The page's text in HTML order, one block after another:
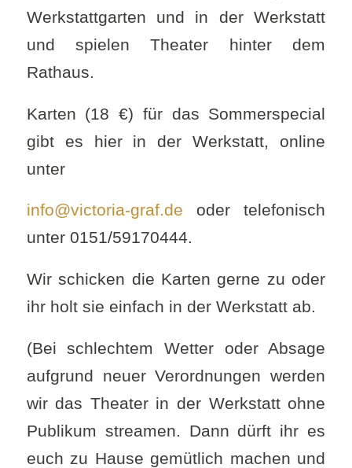
Werkstattgarten und in der Werkstatt
und spielen Theater hinter dem
Rathaus.
Karten (18 €) für das Sommerspecial
gibt es hier in der Werkstatt, online
unter
info@victoria-graf.de oder telefonisch
unter 0151/59170444.
Wir schicken die Karten gerne zu oder
ihr holt sie einfach in der Werkstatt ab.
(Bei schlechtem Wetter oder Absage
aufgrund neuer Verordnungen werden
wir das Theater in der Werkstatt ohne
Publikum streamen. Dann dürft ihr es
euch zu Hause gemütlich machen und